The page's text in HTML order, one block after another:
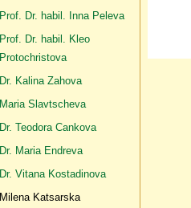
Prof. Dr. habil. Inna Peleva
Prof. Dr. habil. Kleo
Protochristova
Dr. Kalina Zahova
Maria Slavtscheva
Dr. Teodora Cankova
Dr. Maria Endreva
Dr. Vitana Kostadinova
Milena Katsarska